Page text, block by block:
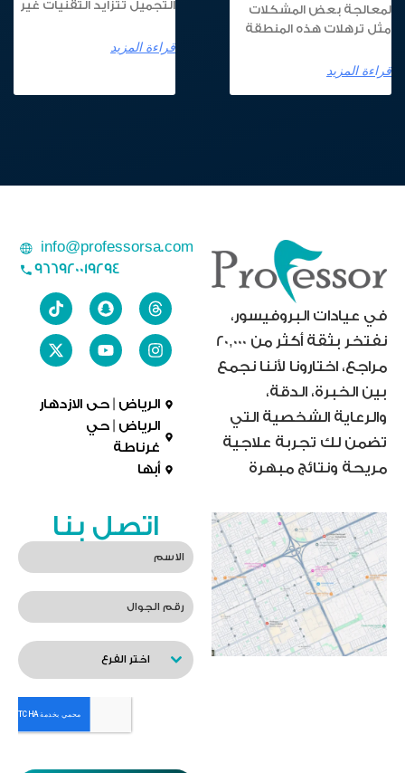
لمعالجة بعض المشكلات
مثل ترهلات هذه المنطقة
قراءة المزيد
التجميل تتزايد التقنيات غير
قراءة المزيد
في عيادات البروفيسور،
نفتخر بثقة أكثر من 20,000
مراجع، اختارونا لأننا نجمع
بين الخبرة، الدقة،
والرعاية الشخصية التي
تضمن لك تجربة علاجية
مريحة ونتائج مبهرة
info@professorsa.com
966920019294
الرياض | حى الازدهار
الرياض | حي
غرناطة
أبها
اتصل بنا
اختر الفرع